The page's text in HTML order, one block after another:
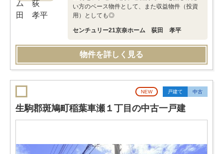
い方のベース物件として、また収益物件（投資
用）としても◎
センチュリー21京奈ホーム 荻田 孝平
物件を詳しく見る
NEW 戸建て 中古
生駒郡斑鳩町稲葉車瀬１丁目の中古一戸建